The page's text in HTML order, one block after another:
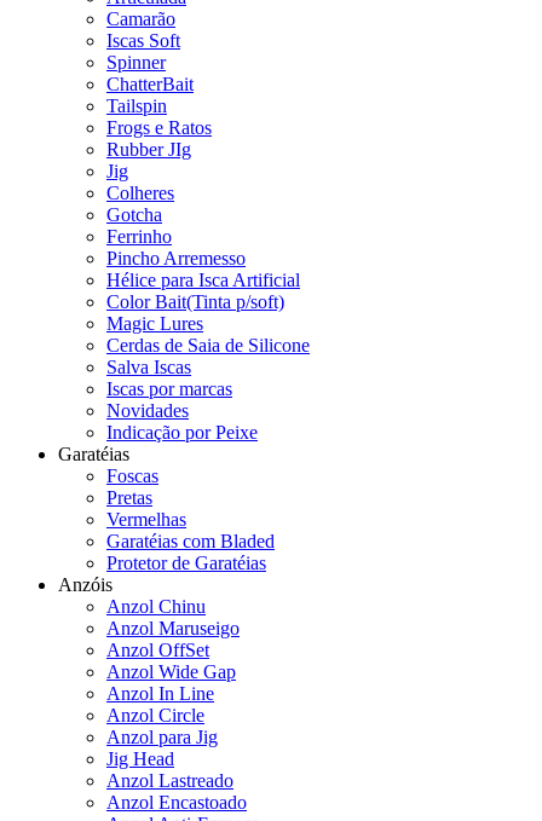
Camarão
Iscas Soft
Spinner
ChatterBait
Tailspin
Frogs e Ratos
Rubber JIg
Jig
Colheres
Gotcha
Ferrinho
Pincho Arremesso
Hélice para Isca Artificial
Color Bait(Tinta p/soft)
Magic Lures
Cerdas de Saia de Silicone
Salva Iscas
Iscas por marcas
Novidades
Indicação por Peixe
Garatéias
Foscas
Pretas
Vermelhas
Garatéias com Bladed
Protetor de Garatéias
Anzóis
Anzol Chinu
Anzol Maruseigo
Anzol OffSet
Anzol Wide Gap
Anzol In Line
Anzol Circle
Anzol para Jig
Jig Head
Anzol Lastreado
Anzol Encastoado